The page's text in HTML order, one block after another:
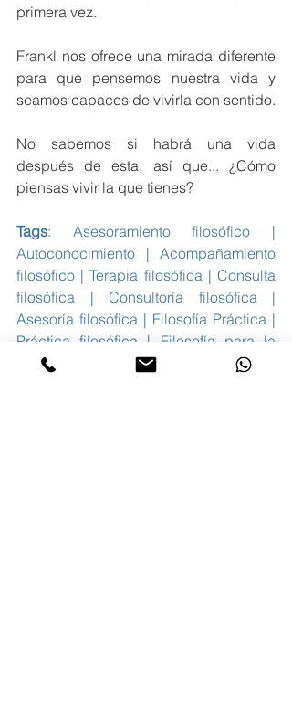
primera vez.
Frankl nos ofrece una mirada diferente
para que pensemos nuestra vida y
No sabemos si habrá una vida
después de esta, así que... ¿Cómo
piensas vivir la que tienes?
Tags: Asesoramiento filosófico |
Autoconocimiento | Acompañamiento
filosófico | Terapia filosófica | Consulta
filosófica | Consultoría filosófica |
Asesoría filosófica | Filosofía Práctica |
Práctica filosófica | Filosofía para la
vida | Estoicismo | Sentido de la vida |